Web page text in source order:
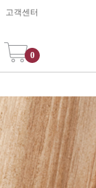
고객센터
0